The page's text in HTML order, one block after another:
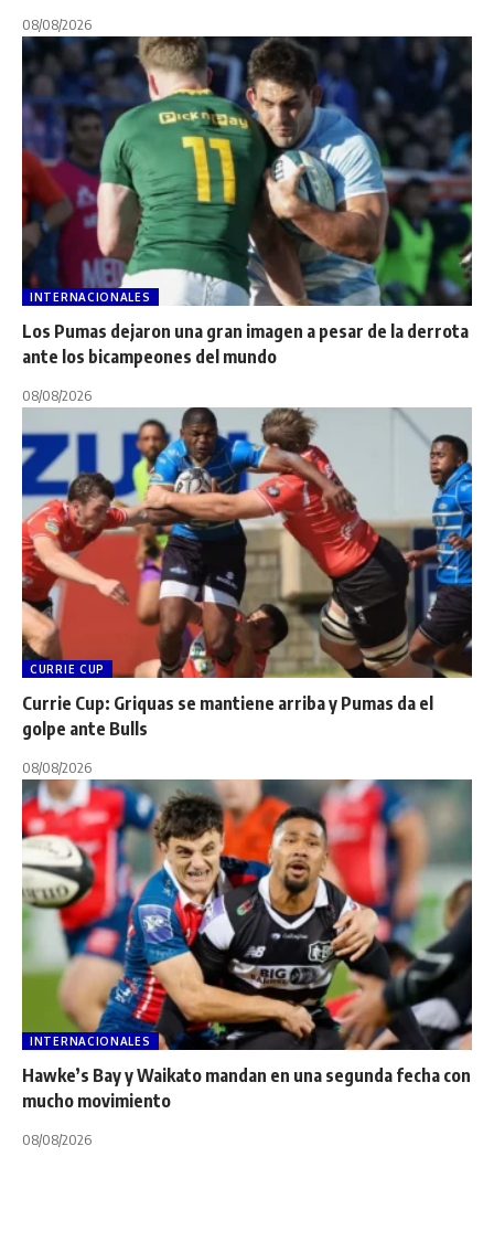
08/08/2026
INTERNACIONALES
Los Pumas dejaron una gran imagen a pesar de la derrota
ante los bicampeones del mundo
08/08/2026
CURRIE CUP
Currie Cup: Griquas se mantiene arriba y Pumas da el
golpe ante Bulls
08/08/2026
INTERNACIONALES
Hawke’s Bay y Waikato mandan en una segunda fecha con
mucho movimiento
08/08/2026